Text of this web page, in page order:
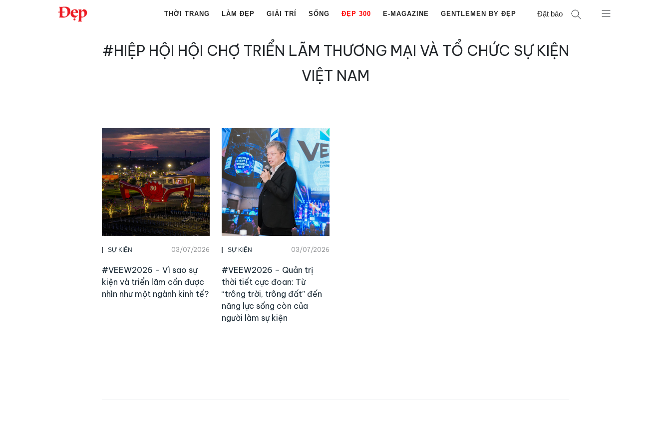
THỜI TRANG LÀM ĐẸP GIẢI TRÍ SỐNG ĐẸP 300 E-MAGAZINE GENTLEMEN BY ĐẸP Đặt báo
kiếm
#HIỆP HỘI HỘI CHỢ TRIỂN LÃM THƯƠNG MẠI VÀ TỔ CHỨC SỰ KIỆN
VIỆT NAM
SỰ KIỆN 03/07/2026
#VEEW2026 – Vì sao sự
kiện và triển lãm cần được
nhìn như một ngành kinh tế?
SỰ KIỆN 03/07/2026
#VEEW2026 – Quản trị
thời tiết cực đoan: Từ
“trông trời, trông đất” đến
năng lực sống còn của
người làm sự kiện